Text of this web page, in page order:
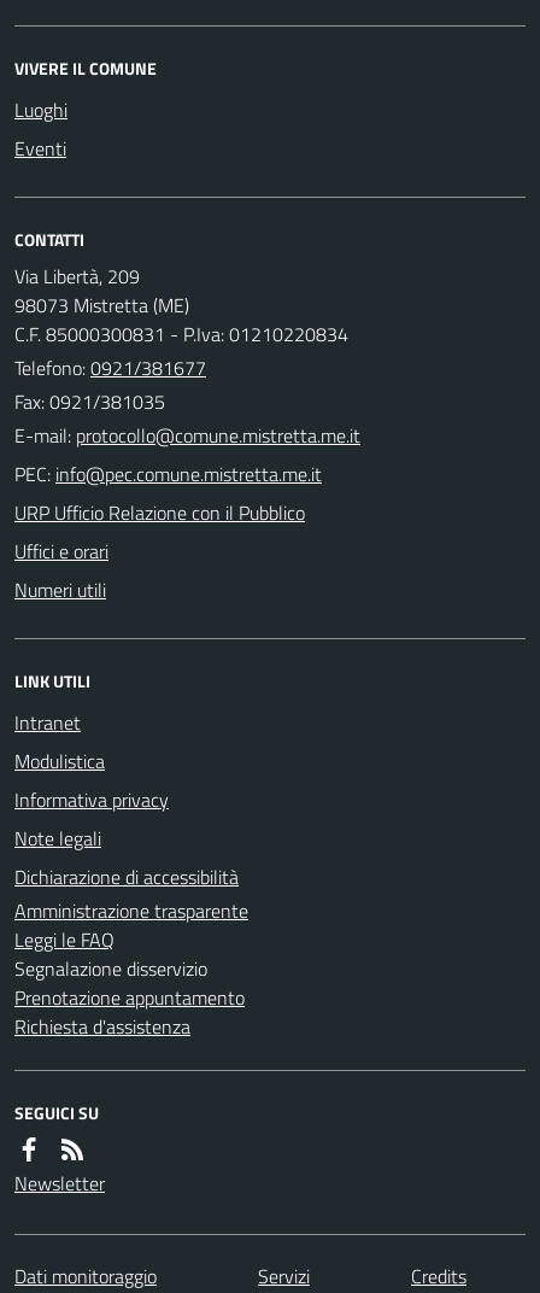
VIVERE IL COMUNE
Luoghi
Eventi
CONTATTI
Via Libertà, 209
98073 Mistretta (ME)
C.F. 85000300831 - P.Iva: 01210220834
Telefono:0921/381677
Fax: 0921/381035
E-mail:
PEC:
URP Ufficio Relazione con il Pubblico
Uffici e orari
Numeri utili
LINK UTILI
Intranet
Modulistica
Informativa privacy
Note legali
Dichiarazione di accessibilità
Amministrazione trasparente
Leggi le FAQ
Segnalazione disservizio
Prenotazione appuntamento
Richiesta d'assistenza
SEGUICI SU
Newsletter
Dati monitoraggio Servizi
Credits